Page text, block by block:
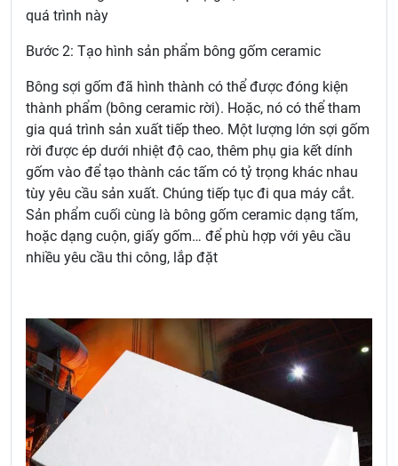
quá trình này
Bước 2: Tạo hình sản phẩm bông gốm ceramic
Bông sợi gốm đã hình thành có thể được đóng kiện
thành phẩm (bông ceramic rời). Hoặc, nó có thể tham
gia quá trình sản xuất tiếp theo. Một lượng lớn sợi gốm
rời được ép dưới nhiệt độ cao, thêm phụ gia kết dính
gốm vào để tạo thành các tấm có tỷ trọng khác nhau
tùy yêu cầu sản xuất. Chúng tiếp tục đi qua máy cắt.
Sản phẩm cuối cùng là bông gốm ceramic dạng tấm,
hoặc dạng cuộn, giấy gốm… để phù hợp với yêu cầu
nhiều yêu cầu thi công, lắp đặt